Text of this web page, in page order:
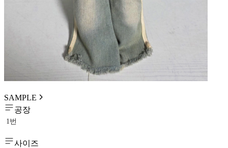
SAMPLE
공장
1번
사이즈